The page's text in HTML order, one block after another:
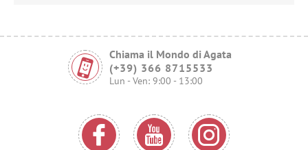
Chiama il Mondo di Agata
(+39) 366 8715533
Lun - Ven: 9:00 - 13:00